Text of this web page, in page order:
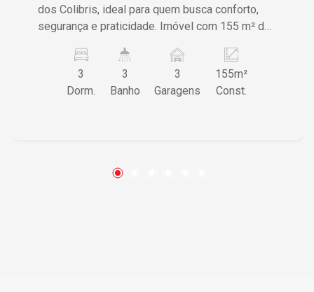
dos Colibris, ideal para quem busca conforto,
segurança e praticidade. Imóvel com 155 m² de
estrutura completa de lazer para toda a família.
Características do imóvel: Área construída: 155
trazendo conforto e praticidade no dia a dia. A
3
Dorm.
3
Banho
3
Garagens
155m²
Const.